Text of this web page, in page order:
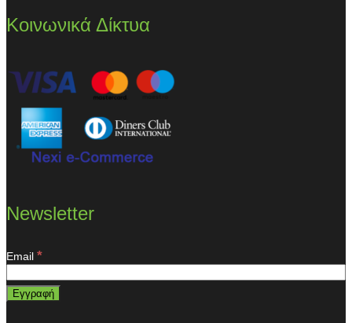
Κοινωνικά Δίκτυα
Newsletter
Email *